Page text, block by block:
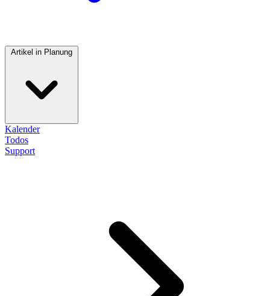
Artikel in Planung
Kalender
Todos
Support